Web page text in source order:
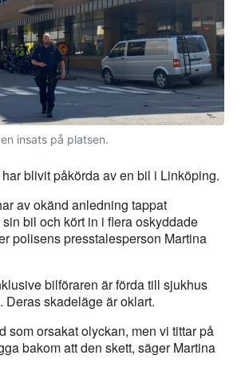
insats på platsen.
blivit påkörda av en bil i Linköping.
av okänd anledning tappat
bil och kört in i flera oskyddade
polisens presstalesperson Martina
bilföraren är förda till sjukhus
Deras skadeläge är oklart.
som orsakat olyckan, men vi tittar på
bakom att den skett, säger Martina